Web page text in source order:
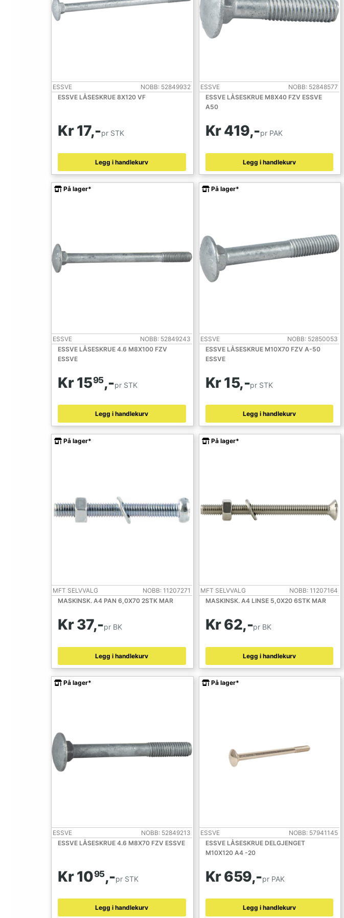
ESSVE
NOBB: 52849932
ESSVE LÅSESKRUE 8X120 VF
Kr 17,-pr STK
Legg i handlekurv
ESSVE
NOBB: 52848577
ESSVE LÅSESKRUE M8X40 FZV ESSVE
A50
Kr 419,-pr PAK
Legg i handlekurv
På lager*
ESSVE
NOBB: 52849243
ESSVE LÅSESKRUE 4.6 M8X100 FZV
ESSVE
Kr 1595,-pr STK
Legg i handlekurv
På lager*
ESSVE
NOBB: 52850053
ESSVE LÅSESKRUE M10X70 FZV A-50
ESSVE
Kr 15,-pr STK
Legg i handlekurv
På lager*
MFT SELVVALG
NOBB: 11207271
MASKINSK. A4 PAN 6,0X70 2STK MAR
Kr 37,-pr BK
Legg i handlekurv
På lager*
MFT SELVVALG
NOBB: 11207164
MASKINSK. A4 LINSE 5,0X20 6STK MAR
Kr 62,-pr BK
Legg i handlekurv
På lager*
ESSVE
NOBB: 52849213
ESSVE LÅSESKRUE 4.6 M8X70 FZV ESSVE
Kr 1095,-pr STK
Legg i handlekurv
På lager*
ESSVE
NOBB: 57941145
ESSVE LÅSESKRUE DELGJENGET
M10X120 A4 -20
Kr 659,-pr PAK
Legg i handlekurv